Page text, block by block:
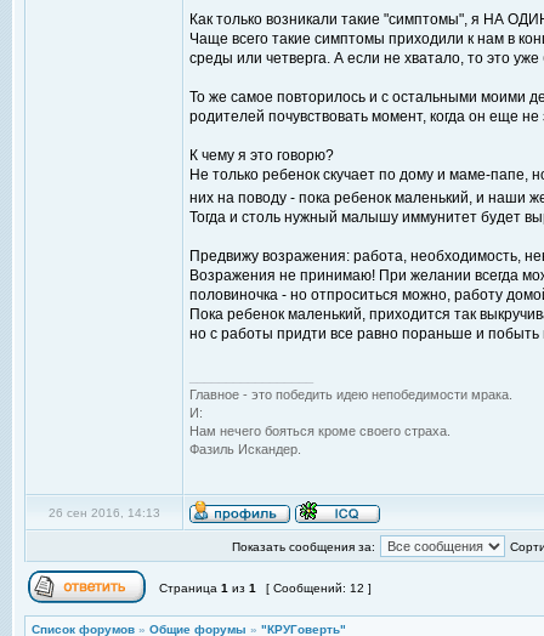
Как только возникали такие "симптомы", я НА
Чаще всего такие симптомы приходили к нам в
среды или четверга. А если не хватало, то это
То же самое повторилось и с остальными моими
родителей почувствовать момент, когда он еще
К чему я это говорю?
Не только ребенок скучает по дому и маме-папе,
них на поводу - пока ребенок маленький, и наши
Тогда и столь нужный малышу иммунитет будет
Предвижу возражения: работа, необходимость,
Возражения не принимаю! При желании всегда
половиночка - но отпроситься можно, работу
Пока ребенок маленький, приходится так
но с работы придти все равно пораньше и
Главное - это победить идею непобедимости мрака.
И:
Нам нечего бояться кроме своего страха.
Фазиль Искандер.
26 сен 2016, 14:13
Показать сообщения за:
Страница 1 из 1 [ Сообщений: 12 ]
Список форумов » Общие форумы » "КРУГоверть"